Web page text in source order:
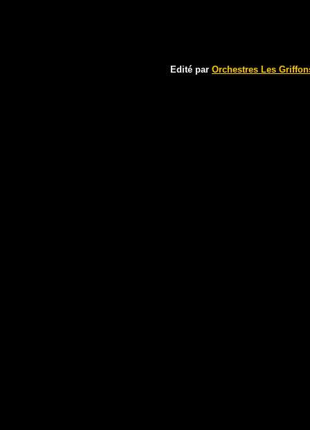
Edité par Orchestres Les